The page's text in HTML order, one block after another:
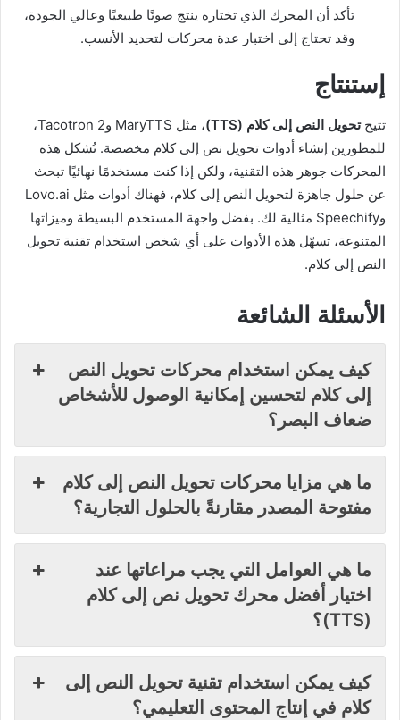
تأكد أن المحرك الذي تختاره ينتج صوتًا طبيعيًا وعالي الجودة،
وقد تحتاج إلى اختبار عدة محركات لتحديد الأنسب.
إستنتاج
تتيحتحويل النص إلى كلام (TTS)
، مثل MaryTTS وTacotron 2،
للمطورين إنشاء أدوات تحويل نص إلى كلام مخصصة. تُشكل هذه
المحركات جوهر هذه التقنية، ولكن إذا كنت مستخدمًا نهائيًا تبحث
عن حلول جاهزة لتحويل النص إلى كلام، فهناك أدوات مثل Lovo.ai
وSpeechify مثالية لك. بفضل واجهة المستخدم البسيطة وميزاتها
المتنوعة، تسهّل هذه الأدوات على أي شخص استخدام تقنية تحويل
النص إلى كلام.
الأسئلة الشائعة
كيف يمكن استخدام محركات تحويل النص
إلى كلام لتحسين إمكانية الوصول للأشخاص
ضعاف البصر؟
ما هي مزايا محركات تحويل النص إلى كلام
مفتوحة المصدر مقارنةً بالحلول التجارية؟
ما هي العوامل التي يجب مراعاتها عند
اختيار أفضل محرك تحويل نص إلى كلام
(TTS)؟
كيف يمكن استخدام تقنية تحويل النص إلى
كلام في إنتاج المحتوى التعليمي؟